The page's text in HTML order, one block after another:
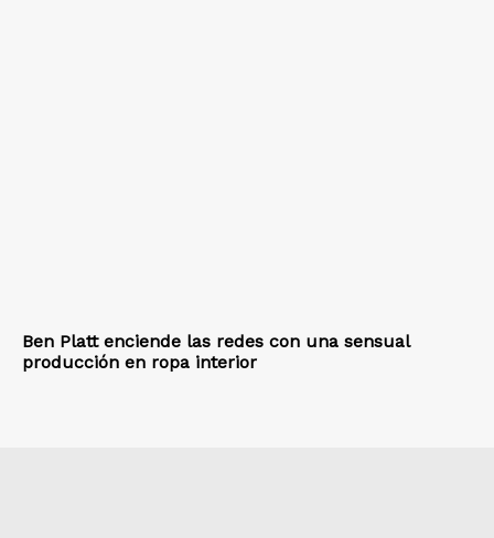
Ben Platt enciende las redes con una sensual
producción en ropa interior